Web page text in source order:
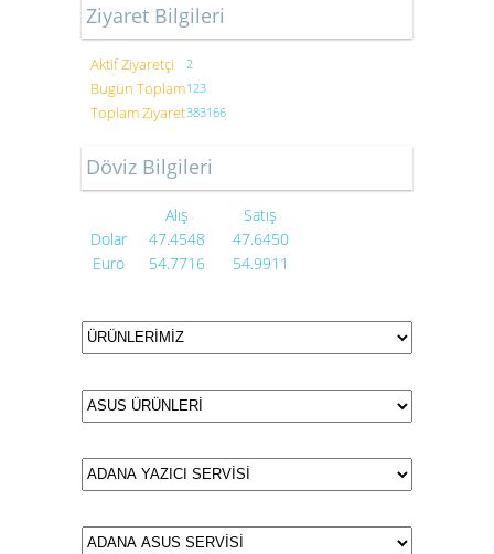
Ziyaret Bilgileri
Aktif Ziyaretçi 2
Bugün Toplam123
Toplam Ziyaret383166
Döviz Bilgileri
Alış
Satış
Dolar
47.4548
47.6450
Euro
54.7716 54.9911